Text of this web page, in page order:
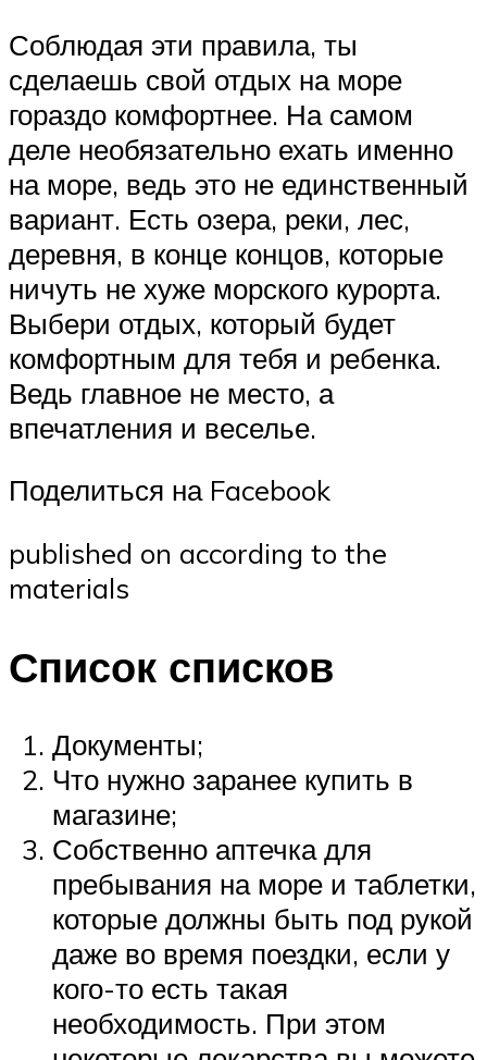
Соблюдая эти правила, ты
сделаешь свой отдых на море
гораздо комфортнее. На самом
деле необязательно ехать именно
на море, ведь это не единственный
вариант. Есть озера, реки, лес,
деревня, в конце концов, которые
ничуть не хуже морского курорта.
Выбери отдых, который будет
комфортным для тебя и ребенка.
Ведь главное не место, а
впечатления и веселье.
Поделиться на Facebook
published on according to the
materials
Список списков
Документы;
Что нужно заранее купить в
магазине;
Собственно аптечка для
пребывания на море и таблетки,
которые должны быть под рукой
даже во время поездки, если у
кого-то есть такая
необходимость. При этом